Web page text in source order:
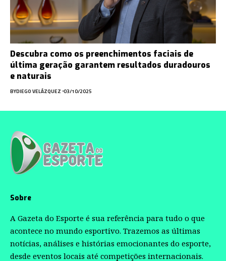
Descubra como os preenchimentos faciais de
última geração garantem resultados duradouros
e naturais
BYDIEGO VELÁZQUEZ 03/10/2025
Sobre
A Gazeta do Esporte é sua referência para tudo o que
acontece no mundo esportivo. Trazemos as últimas
notícias, análises e histórias emocionantes do esporte,
desde eventos locais até competições internacionais.